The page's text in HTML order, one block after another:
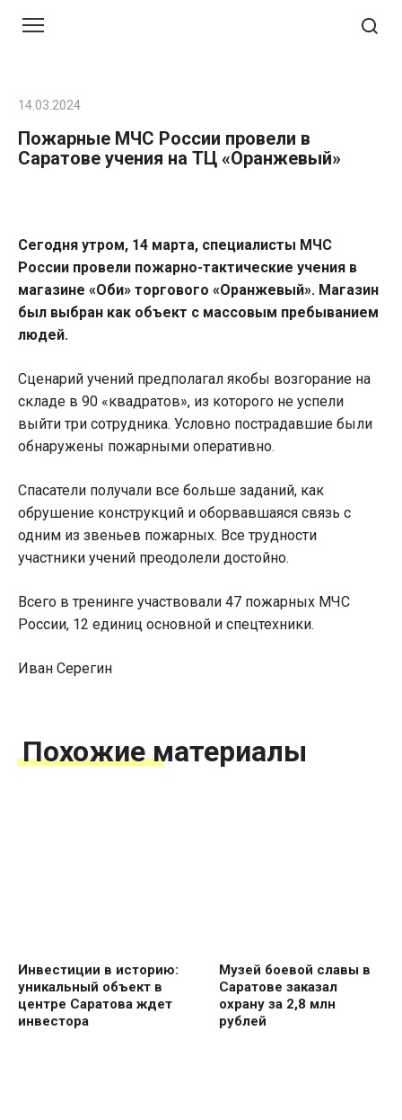
14.03.2024
Пожарные МЧС России провели в
Саратове учения на ТЦ «Оранжевый»
Сегодня утром, 14 марта, специалисты МЧС
России провели пожарно-тактические учения в
магазине «Оби» торгового «Оранжевый». Магазин
был выбран как объект с массовым пребыванием
людей.
Сценарий учений предполагал якобы возгорание на
складе в 90 «квадратов», из которого не успели
выйти три сотрудника. Условно пострадавшие были
обнаружены пожарными оперативно.
Спасатели получали все больше заданий, как
обрушение конструкций и оборвавшаяся связь с
одним из звеньев пожарных. Все трудности
участники учений преодолели достойно.
Всего в тренинге участвовали 47 пожарных МЧС
России, 12 единиц основной и спецтехники.
Иван Серегин
Похожие материалы
Инвестиции в историю:
уникальный объект в
центре Саратова ждет
инвестора
Музей боевой славы в
Саратове заказал
охрану за 2,8 млн
рублей